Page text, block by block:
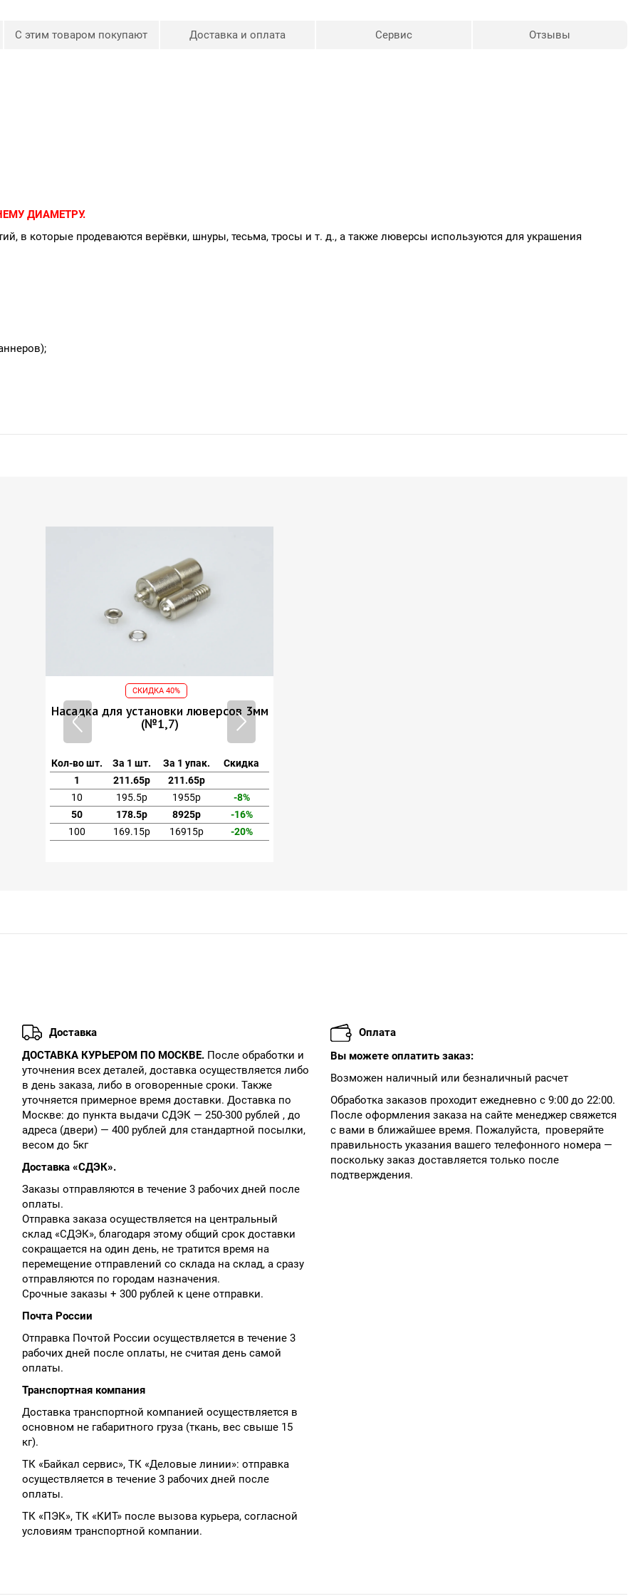
С этим товаром покупают Доставка и оплата Сервис Отзывы
ДИАМЕТРУ.
в которые продеваются верёвки, шнуры, тесьма, тросы и т. д., а также люверсы используются для украшения
СКИДКА 40%
Насадка для установки люверсов 3мм
(№1,7)
Кол-во шт. За 1 шт. За 1 упак.
Скидка
1
211.65р
211.65р
10
195.5р 1955р
-8%
50
178.5р 8925р
-16%
100
169.15р 16915р -20%
Доставка
ДОСТАВКА КУРЬЕРОМ ПО МОСКВЕ.После обработки и
уточнения всех деталей, доставка осуществляется либо
в день заказа, либо в оговоренные сроки. Также
уточняется примерное время доставки. Доставка по
Москве: до пункта выдачи СДЭК — 250-300 рублей , до
адреса (двери) — 400 рублей для стандартной посылки,
весом до 5кг
Доставка «СДЭК».
Заказы отправляются в течение 3 рабочих дней после
оплаты.
Отправка заказа осуществляется на центральный
склад «СДЭК», благодаря этому общий срок доставки
сокращается на один день, не тратится время на
перемещение отправлений со склада на склад, а сразу
отправляются по городам назначения.
Срочные заказы + 300 рублей к цене отправки.
Почта России
Отправка Почтой России осуществляется в течение 3
рабочих дней после оплаты, не считая день самой
оплаты.
Транспортная компания
Доставка транспортной компанией осуществляется в
основном не габаритного груза (ткань, вес свыше 15
кг).
ТК «Байкал сервис», ТК «Деловые линии»: отправка
осуществляется в течение 3 рабочих дней после
оплаты.
ТК «ПЭК», ТК «КИТ» после вызова курьера, согласной
условиям транспортной компании.
Оплата
Вы можете оплатить заказ:
Возможен наличный или безналичный расчет
Обработка заказов проходит ежедневно с 9:00 до 22:00.
После оформления заказа на сайте менеджер свяжется
с вами в ближайшее время. Пожалуйста, проверяйте
правильность указания вашего телефонного номера —
поскольку заказ доставляется только после
подтверждения.